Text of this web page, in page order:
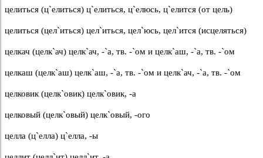
целиться (ц`елиться) ц`елиться, ц`елюсь, ц`елится (от цель)
целиться (цел`иться) цел`иться, цел`юсь, цел`ится (исцеляться)
целкач (целк`ач) целк`ач, -`а, тв. -`ом и целк`аш, -`а, тв. -`ом
целкаш (целк`аш) целк`аш, -`а, тв. -`ом и целк`ач, -`а, тв. -`ом
целковик (целк`овик) целк`овик, -а
целковый (целк`овый) целк`овый, -ого
целла (ц`елла) ц`елла, -ы